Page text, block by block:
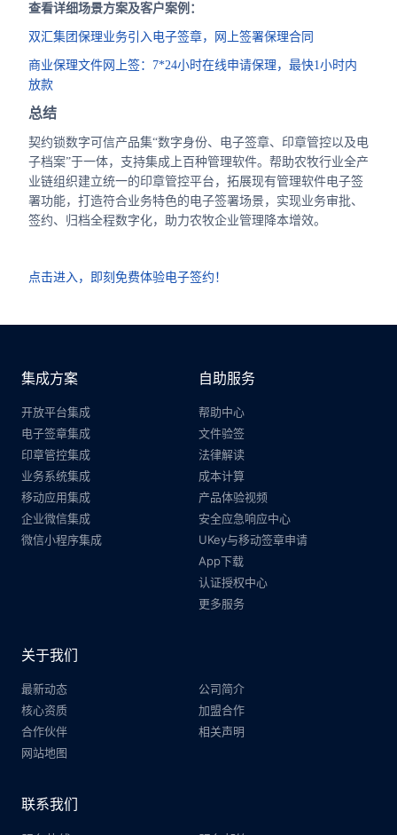
查看详细场景方案及客户案例：
双汇集团保理业务引入电子签章，网上签署保理合同
商业保理文件网上签：7*24小时在线申请保理，最快1小时内
放款
总结
契约锁数字可信产品集“数字身份、电子签章、印章管控以及电
子档案”于一体，支持集成上百种管理软件。帮助农牧行业全产
业链组织建立统一的印章管控平台，拓展现有管理软件电子签
署功能，打造符合业务特色的电子签署场景，实现业务审批、
签约、归档全程数字化，助力农牧企业管理降本增效。
点击进入，即刻免费体验电子签约！
集成方案
开放平台集成
电子签章集成
印章管控集成
业务系统集成
移动应用集成
企业微信集成
微信小程序集成
自助服务
帮助中心
文件验签
法律解读
成本计算
产品体验视频
安全应急响应中心
UKey与移动签章申请
App下载
认证授权中心
更多服务
关于我们
最新动态
公司简介
核心资质
加盟合作
合作伙伴
相关声明
网站地图
联系我们